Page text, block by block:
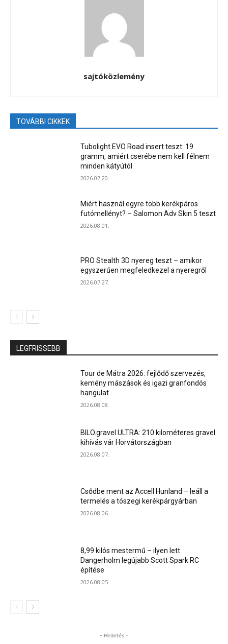
sajtóközlemény
TOVÁBBI CIKKEK
Tubolight EVO Road insert teszt: 19
gramm, amiért cserébe nem kell félnem
minden kátyútól
2026.07.20.
Miért használ egyre több kerékpáros
futómellényt? – Salomon Adv Skin 5 teszt
2026.08.01.
PRO Stealth 3D nyereg teszt – amikor
egyszerűen megfeledkezel a nyeregről
2026.07.27.
LEGFRISSEBB
Tour de Mátra 2026: fejlődő szervezés,
kemény mászások és igazi granfondós
hangulat
2026.08.08.
BILO.gravel ULTRA: 210 kilométeres gravel
kihívás vár Horvátországban
2026.08.07.
Csődbe ment az Accell Hunland – leáll a
termelés a tószegi kerékpárgyárban
2026.08.06.
8,99 kilós mestermű – ilyen lett
Dangerholm legújabb Scott Spark RC
építése
2026.08.05.
- Hirdetés -